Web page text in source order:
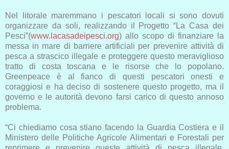
Nel litorale maremmano i pescatori locali si sono dovuti
organizzare da soli, realizzando il Progetto “La Casa dei
Pesci”(www.lacasadeipesci.org) allo scopo di finanziare la
messa in mare di barriere artificiali per prevenire attività di
pesca a strascico illegale e proteggere questo meraviglioso
tratto di costa toscana e le risorse che lo popolano.
Greenpeace è al fianco di questi pescatori onesti e
coraggiosi e ha deciso di sostenere questo progetto, ma il
governo e le autorità devono farsi carico di questo annoso
problema.
“Ci chiediamo cosa stiano facendo la Guardia Costiera e il
Ministero delle Politiche Agricole Alimentari e Forestali per